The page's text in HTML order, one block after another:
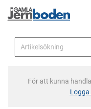
För att kunna
Logga